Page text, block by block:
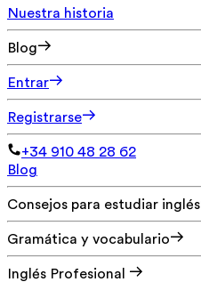
Nuestra historia
Blog
Entrar
Registrarse
+34 910 48 28 62
Blog
Consejos para estudiar inglés
Gramática y vocabulario
Inglés Profesional